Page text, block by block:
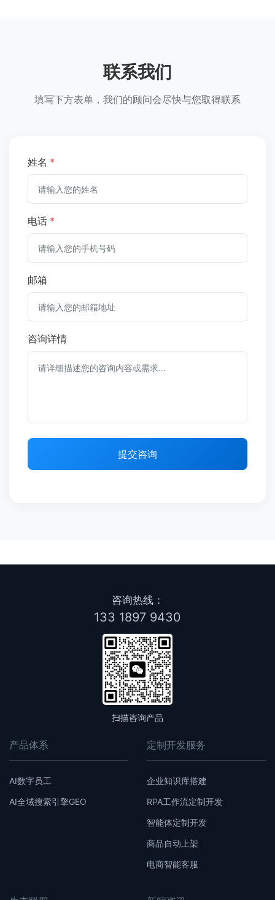
联系我们
填写下方表单，我们的顾问会尽快与您取得联系
姓名 *
电话 *
邮箱
咨询详情
提交咨询
咨询热线：
133 1897 9430
扫描咨询产品
产品体系
AI数字员工
AI全域搜索引擎GEO
定制开发服务
企业知识库搭建
RPA工作流定制开发
智能体定制开发
商品自动上架
电商智能客服